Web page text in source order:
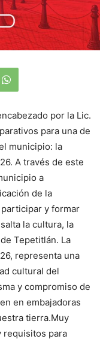
por la Lic.
para una de
municipio: la
A través de este
a
de la
y formar
la cultura, la
Tepetitlán. La
representa una
cultural del
y compromiso de
en embajadoras
tierra.Muy
requisitos para